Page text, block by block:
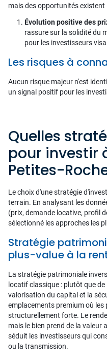
mais des opportunités
Évolution positive des
rassure sur la solidité du
pour les investisseurs
Les risques à
Aucun risque majeur n'est
un signal positif pour les
Quelles
pour investir
Petites-
Le choix d'une stratégie
terrain. En analysant les
(prix, demande locative, profil
sélectionné les approches les
Stratégie
plus-value à la
La stratégie patrimoniale
locatif classique : plutôt que
valorisation du capital et la
emplacements premium où les
structurellement forte. Le
mais le bien prend de la valeur
séduit les investisseurs qui
ou la transmission.